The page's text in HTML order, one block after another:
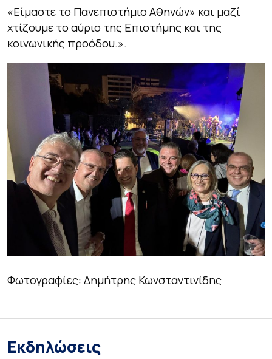
«Είμαστε το Πανεπιστήμιο Αθηνών» και μαζί
χτίζουμε το αύριο της Επιστήμης και της
κοινωνικής προόδου.».
Φωτογραφίες: Δημήτρης Κωνσταντινίδης
Εκδηλώσεις